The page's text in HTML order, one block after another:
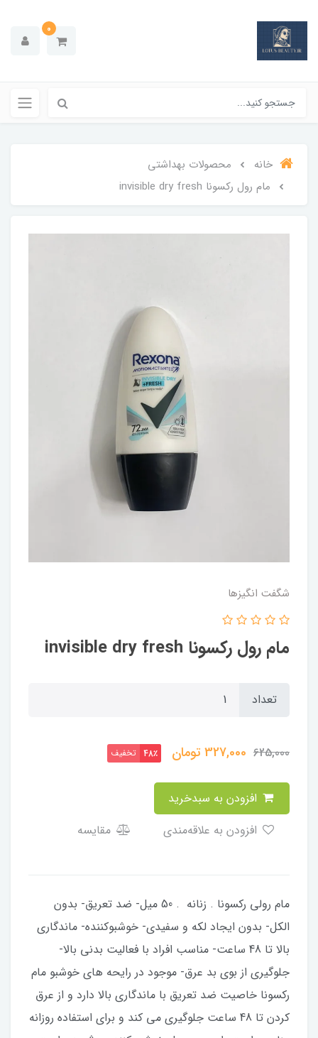
0
خانه
محصولات بهداشتي
مام رول ركسونا invisible dry fresh
شگفت انگيزها
مام رول ركسونا invisible dry fresh
تعداد
625,000
327,000تومان 48٪ تخفیف
مقایسه
مام رولی رکسونا . زنانه . 50 میل- ضد تعریق- بدون
الکل- بدون ایجاد لکه و سفیدی- خوشبوکننده- ماندگاری
بالا تا 48 ساعت- مناسب افراد با فعالیت بدنی بالا-
جلوگیری از بوی بد عرق- موجود در رایحه های خوشبو مام
رکسونا خاصیت ضد تعریق با ماندگاری بالا دارد و از عرق
کردن تا 48 ساعت جلوگیری می کند و برای استفاده روزانه